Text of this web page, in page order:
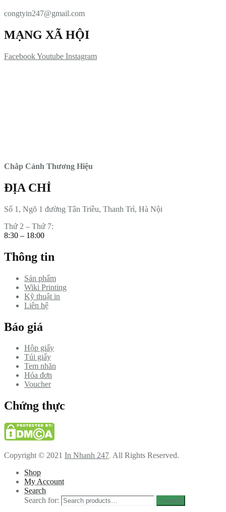
congtyin247@gmail.com
MẠNG XÃ HỘI
FacebookYoutube Instagram
Chắp Cánh Thương Hiệu
ĐỊA CHỈ
Số 1, Ngõ 1 đường Tân Triều, Thanh Trì, Hà Nội
Thứ 2 – Thứ 7:
8:30 – 18:00
Thông tin
Sản phẩm
Wiki Printing
Kỹ thuật in
Liên hệ
Báo giá
Hộp giấy
Túi giấy
Tem nhãn
Hóa đơn
Voucher
Chứng thực
Copyright © 2021 In Nhanh 247. All Rights Reserved.
Shop
My Account
Search
Search for:
Search